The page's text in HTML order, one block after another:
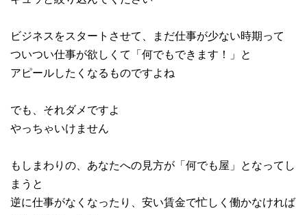
ビジネスをスタートさせて、まだ仕事が少ない時期って
ついつい仕事が欲しくて「何でもできます！」と
アピールしたくなるものですよね
でも、それダメですよ
やっちゃいけません
もしまわりの、あなたへの見方が「何でも屋」となってし
まうと
逆に仕事がなくなったり、安い賃金で忙しく働かなければ